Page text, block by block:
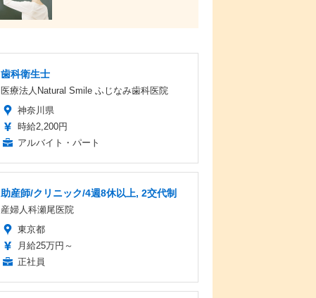
歯科衛生士
医療法人Natural Smile ふじなみ歯科医院
神奈川県
時給2,200円
アルバイト・パート
助産師/クリニック/4週8休以上, 2交代制
産婦人科瀬尾医院
東京都
月給25万円～
正社員